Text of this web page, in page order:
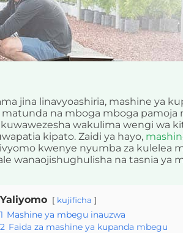
jina linavyoashiria, mashine ya
matunda na mboga mboga
wakulima wengi wa
kipato. Zaidi ya hayo,
kwenye nyumba za kulelea
wanaojishughulisha na tasnia ya
Yaliyomo kujificha
1 Mashine ya mbegu inauzwa
2 Faida za mashine ya kupanda mbegu